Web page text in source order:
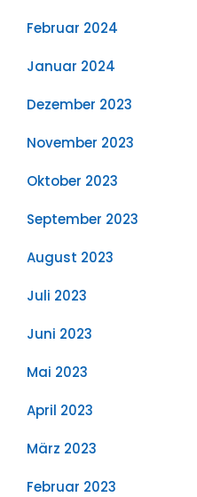
Februar 2024
Januar 2024
Dezember 2023
November 2023
Oktober 2023
September 2023
August 2023
Juli 2023
Juni 2023
Mai 2023
April 2023
März 2023
Februar 2023